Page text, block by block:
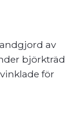
av
björkträd
för